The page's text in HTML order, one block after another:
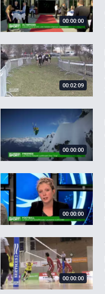
00:00:00
Le Cross cherche une
00:02:09
Les frères Falquet
00:00:00
Le Mont bat Schaffhouse,
00:00:00
Volley : Départ raté pour le
00:00:00